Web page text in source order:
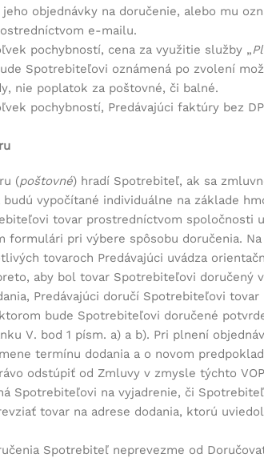
objednávky na doručenie, alebo mu
e-mailu.
pochybností, cena za využitie služby „
Spotrebiteľovi oznámená po zvolení
nie poplatok za poštovné, či balné.
pochybností, Predávajúci faktúry bez
(poštovné) hradí Spotrebiteľ, ak sa
budú vypočítané individuálne na základe
tovar prostredníctvom spoločnosti
formulári pri výbere spôsobu doručenia.
tovaroch Predávajúci uvádza
aby bol tovar Spotrebiteľovi doručený
Predávajúci doručí Spotrebiteľovi
bude Spotrebiteľovi doručené
V. bod 1 písm. a) a b). Pri plnení
termínu dodania a o novom
odstúpiť od Zmluvy v zmysle týchto
Spotrebiteľovi na vyjadrenie, či
tovar na adrese dodania, ktorú
Spotrebiteľ neprevezme od